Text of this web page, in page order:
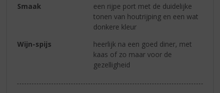
Smaak
een rijpe port met de duidelijke
tonen van houtrijping en een wat
donkere kleur
Wijn-spijs
heerlijk na een goed diner, met
kaas of zo maar voor de
gezelligheid